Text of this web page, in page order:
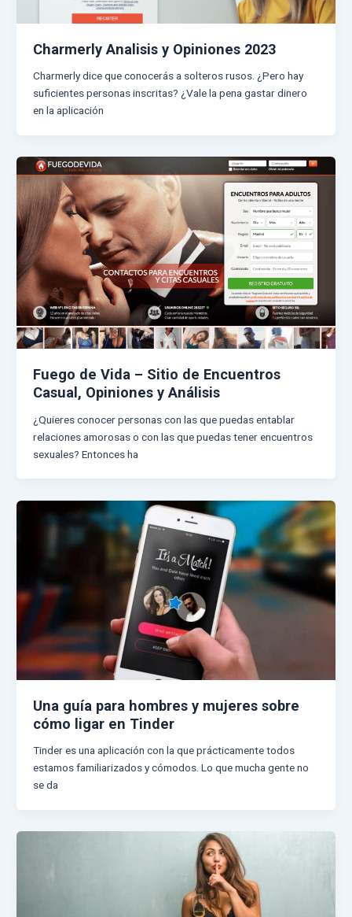
Charmerly Analisis y Opiniones 2023
Charmerly dice que conocerás a solteros rusos. ¿Pero hay
suficientes personas inscritas? ¿Vale la pena gastar dinero
en la aplicación
Fuego de Vida – Sitio de Encuentros
Casual, Opiniones y Análisis
¿Quieres conocer personas con las que puedas entablar
relaciones amorosas o con las que puedas tener encuentros
sexuales? Entonces ha
Una guía para hombres y mujeres sobre
cómo ligar en Tinder
Tinder es una aplicación con la que prácticamente todos
estamos familiarizados y cómodos. Lo que mucha gente no
se da